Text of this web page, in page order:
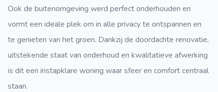
Ook de buitenomgeving werd perfect onderhouden en
vormt een ideale plek om in alle privacy te ontspannen en
te genieten van het groen. Dankzij de doordachte renovatie,
uitstekende staat van onderhoud en kwalitatieve afwerking
is dit een instapklare woning waar sfeer en comfort centraal
staan.